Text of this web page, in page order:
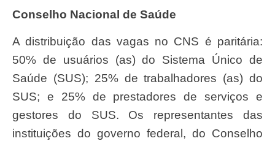
Conselho Nacional de Saúde
A distribuição das vagas no CNS é paritária:
50% de usuários (as) do Sistema Único de
Saúde (SUS); 25% de trabalhadores (as) do
SUS; e 25% de prestadores de serviços e
gestores do SUS. Os representantes das
instituições do governo federal, do Conselho